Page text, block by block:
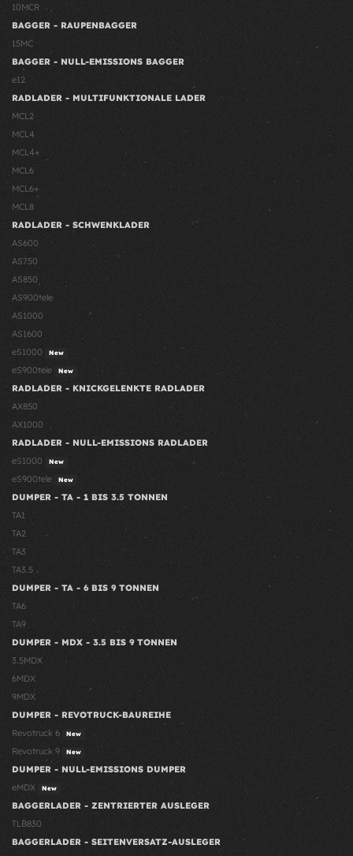
10MCR
BAGGER - RAUPENBAGGER
15MC
BAGGER - NULL-EMISSIONS BAGGER
e12
RADLADER - MULTIFUNKTIONALE LADER
MCL2
MCL4
MCL4+
MCL6
MCL6+
MCL8
RADLADER - SCHWENKLADER
AS600
AS750
AS850
AS900tele
AS1000
AS1600
eS1000
New
eS900tele New
RADLADER - KNICKGELENKTE RADLADER
AX850
AX1000
RADLADER - NULL-EMISSIONS RADLADER
eS1000
New
eS900tele New
DUMPER - TA - 1 BIS 3.5 TONNEN
TA1
TA2
TA3
TA3.5
DUMPER - TA - 6 BIS 9 TONNEN
TA6
TA9
DUMPER - MDX - 3.5 BIS 9 TONNEN
3.5MDX
6MDX
9MDX
DUMPER - REVOTRUCK-BAUREIHE
Revotruck 6
New
Revotruck 9 New
DUMPER - NULL-EMISSIONS DUMPER
eMDX
New
BAGGERLADER - ZENTRIERTER AUSLEGER
TLB830
BAGGERLADER - SEITENVERSATZ-AUSLEGER